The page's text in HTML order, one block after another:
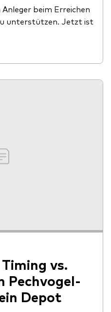
beim Erreichen
unterstützen. Jetzt ist
vs.
Pechvogel-
Depot